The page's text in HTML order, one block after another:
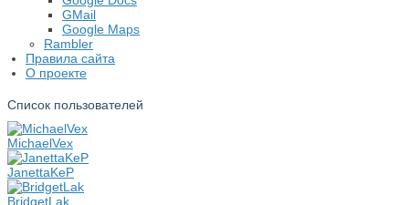
GMail
Google Maps
Rambler
Правила сайта
О проекте
Список пользователей
MichaelVex
JanettaKeP
BridgetLak